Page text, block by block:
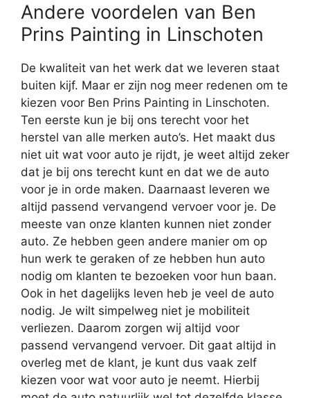
Andere voordelen van Ben
Prins Painting in Linschoten
De kwaliteit van het werk dat we leveren staat
buiten kijf. Maar er zijn nog meer redenen om te
kiezen voor Ben Prins Painting in Linschoten.
Ten eerste kun je bij ons terecht voor het
herstel van alle merken auto’s. Het maakt dus
niet uit wat voor auto je rijdt, je weet altijd zeker
dat je bij ons terecht kunt en dat we de auto
voor je in orde maken. Daarnaast leveren we
altijd passend vervangend vervoer voor je. De
meeste van onze klanten kunnen niet zonder
auto. Ze hebben geen andere manier om op
hun werk te geraken of ze hebben hun auto
nodig om klanten te bezoeken voor hun baan.
Ook in het dagelijks leven heb je veel de auto
nodig. Je wilt simpelweg niet je mobiliteit
verliezen. Daarom zorgen wij altijd voor
passend vervangend vervoer. Dit gaat altijd in
overleg met de klant, je kunt dus vaak zelf
kiezen voor wat voor auto je neemt. Hierbij